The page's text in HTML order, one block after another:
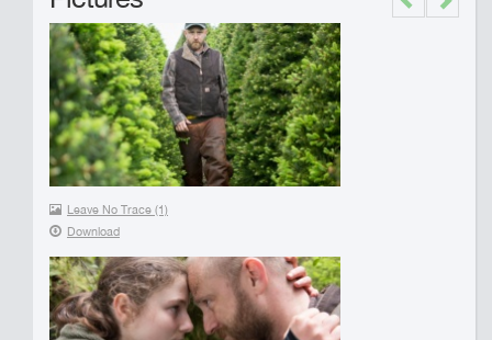
Leave No Trace (1)
Download